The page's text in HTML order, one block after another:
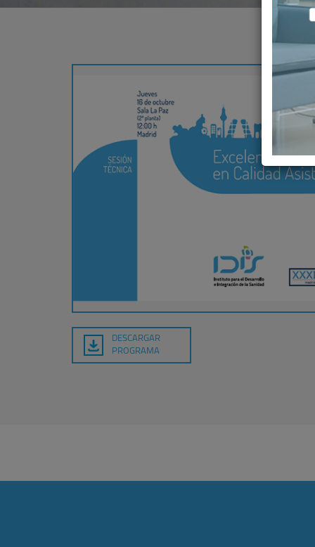
DESCARGAR
PROGRAMA